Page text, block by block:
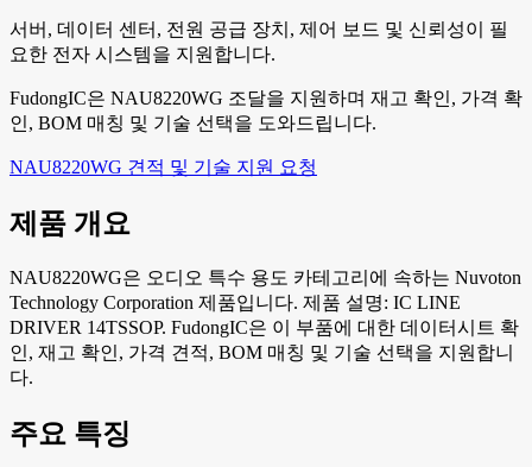
서버, 데이터 센터, 전원 공급 장치, 제어 보드 및 신뢰성이 필
요한 전자 시스템을 지원합니다.
FudongIC은 NAU8220WG 조달을 지원하며 재고 확인, 가격 확
인, BOM 매칭 및 기술 선택을 도와드립니다.
NAU8220WG 견적 및 기술 지원 요청
제품 개요
NAU8220WG은 오디오 특수 용도 카테고리에 속하는 Nuvoton
Technology Corporation 제품입니다. 제품 설명: IC LINE
DRIVER 14TSSOP. FudongIC은 이 부품에 대한 데이터시트 확
인, 재고 확인, 가격 견적, BOM 매칭 및 기술 선택을 지원합니
다.
주요 특징